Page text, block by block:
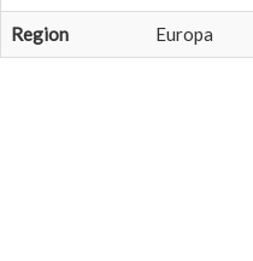
Region Europa